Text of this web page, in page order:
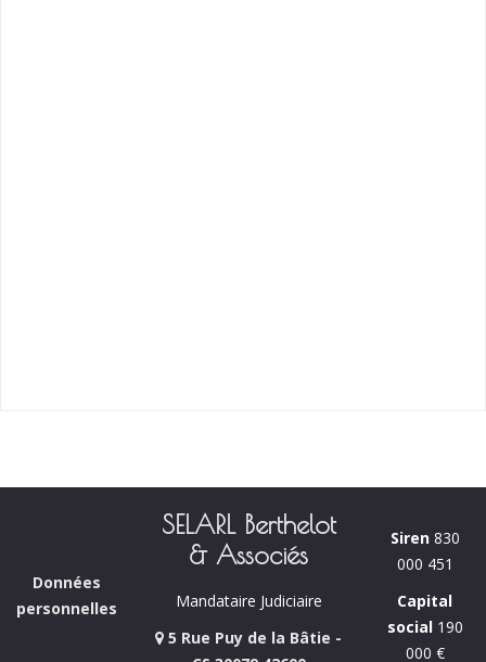
Données
personnelles
SELARL Berthelot
& Associés
Mandataire Judiciaire
5 Rue Puy de la Bâtie -
Siren830
000 451
Capital
social190
000 €